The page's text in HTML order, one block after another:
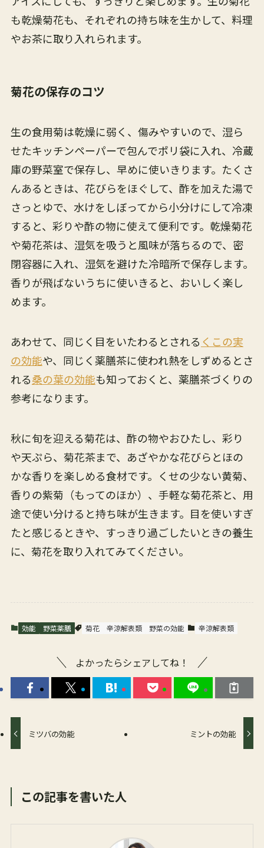
も乾燥菊花も、それぞれの持ち味を生かして、料理
やお茶に取り入れられます。
菊花の保存のコツ
生の食用菊は乾燥に弱く、傷みやすいので、湿ら
せたキッチンペーパーで包んでポリ袋に入れ、冷蔵
庫の野菜室で保存し、早めに使いきります。たくさ
んあるときは、花びらをほぐして、酢を加えた湯で
さっとゆで、水けをしぼってから小分けにして冷凍
すると、彩りや酢の物に使えて便利です。乾燥菊花
や菊花茶は、湿気を吸うと風味が落ちるので、密
閉容器に入れ、湿気を避けた冷暗所で保存します。
香りが飛ばないうちに使いきると、おいしく楽し
めます。
あわせて、同じく目をいたわるとされる くこの実
の効能や、同じく薬膳茶に使われ熱をしずめるとさ
れる桑の葉の効能も知っておくと、薬膳茶づくりの
参考になります。
秋に旬を迎える菊花は、酢の物やおひたし、彩り
や天ぷら、菊花茶まで、あざやかな花びらとほの
かな香りを楽しめる食材です。くせの少ない黄菊、
香りの紫菊（もってのほか）、手軽な菊花茶と、用
途で使い分けると持ち味が生きます。目を使いすぎ
たと感じるときや、すっきり過ごしたいときの養生
に、菊花を取り入れてみてください。
効能 野菜薬膳 菊花 辛涼解表類 野菜の効能 辛涼解表類
よかったらシェアしてね！
ミツバの効能 ミントの効能
この記事を書いた人